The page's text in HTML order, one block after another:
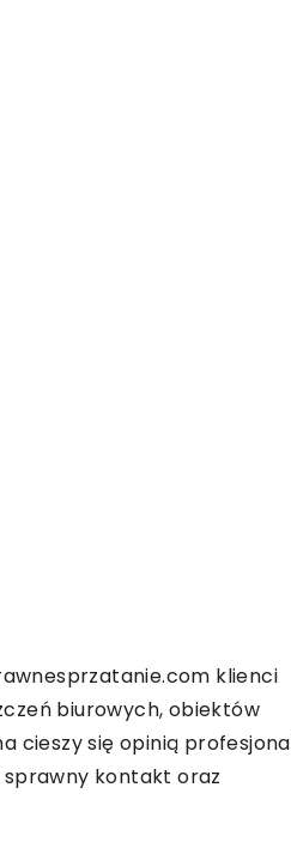
klienci
biurowych, obiektów
cieszy się opinią
sprawny kontakt oraz